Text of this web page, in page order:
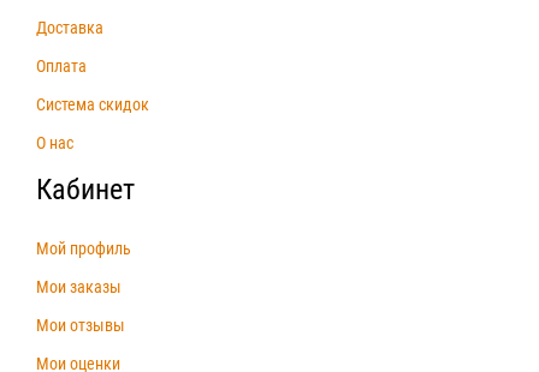
Доставка
Оплата
Система скидок
О нас
Кабинет
Мой профиль
Мои заказы
Мои отзывы
Мои оценки